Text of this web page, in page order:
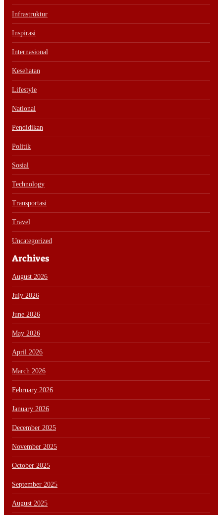
Infrastruktur
Inspirasi
Internasional
Kesehatan
Lifestyle
National
Pendidikan
Politik
Sosial
Technology
Transportasi
Travel
Uncategorized
Archives
August 2026
July 2026
June 2026
May 2026
April 2026
March 2026
February 2026
January 2026
December 2025
November 2025
October 2025
September 2025
August 2025